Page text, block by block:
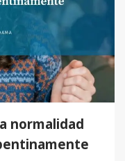
normalidad